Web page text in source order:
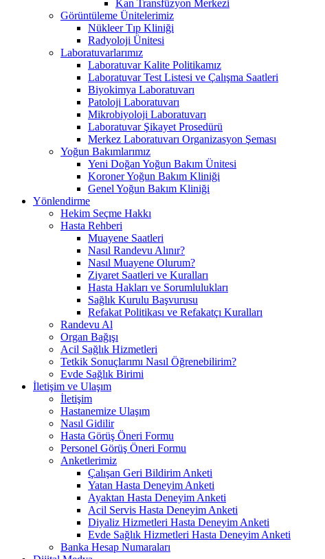
Kan Transfüzyon Merkezi
Görüntüleme Ünitelerimiz
Nükleer Tıp Kliniği
Radyoloji Ünitesi
Laboratuvarlarımız
Laboratuvar Kalite Politikamız
Laboratuvar Test Listesi ve Çalışma Saatleri
Biyokimya Laboratuvarı
Patoloji Laboratuvarı
Mikrobiyoloji Laboratuvarı
Laboratuvar Şikayet Prosedürü
Merkez Laboratuvarı Organizasyon Şeması
Yoğun Bakımlarımız
Yeni Doğan Yoğun Bakım Ünitesi
Koroner Yoğun Bakım Kliniği
Genel Yoğun Bakım Kliniği
Yönlendirme
Hekim Seçme Hakkı
Hasta Rehberi
Muayene Saatleri
Nasıl Randevu Alınır?
Nasıl Muayene Olurum?
Ziyaret Saatleri ve Kuralları
Hasta Hakları ve Sorumlulukları
Sağlık Kurulu Başvurusu
Refakat Politikası ve Refakatçı Kuralları
Randevu Al
Organ Bağışı
Acil Sağlık Hizmetleri
Tetkik Sonuçlarımı Nasıl Öğrenebilirim?
Evde Sağlık Birimi
İletişim ve Ulaşım
İletişim
Hastanemize Ulaşım
Nasıl Gidilir
Hasta Görüş Öneri Formu
Personel Görüş Öneri Formu
Anketlerimiz
Çalışan Geri Bildirim Anketi
Yatan Hasta Deneyim Anketi
Ayaktan Hasta Deneyim Anketi
Acil Servis Hasta Deneyim Anketi
Diyaliz Hizmetleri Hasta Deneyim Anketi
Evde Sağlık Hizmetleri Hasta Deneyim Anketi
Banka Hesap Numaraları